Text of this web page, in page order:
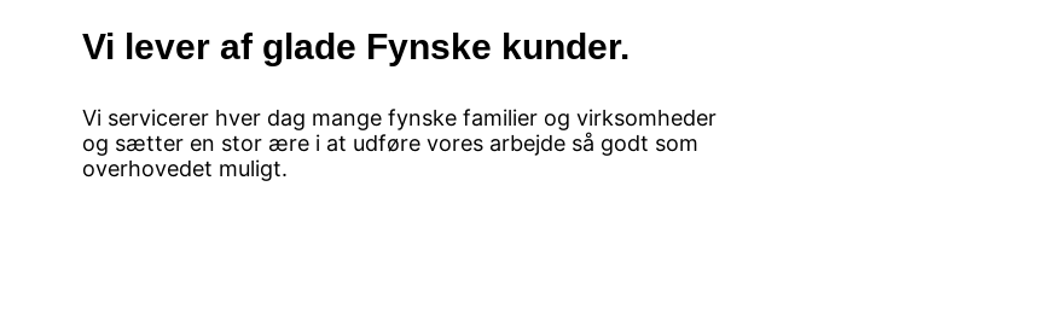
Vi lever af glade Fynske kunder.
Vi servicerer hver dag mange fynske familier og virksomheder
og sætter en stor ære i at udføre vores arbejde så godt som
overhovedet muligt.